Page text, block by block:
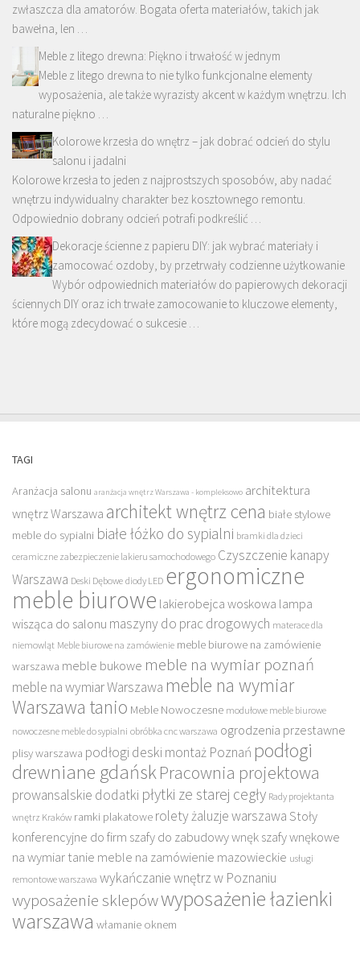
zwłaszcza dla amatorów. Bogata oferta materiałów, takich jak
bawełna, len …
Meble z litego drewna: Piękno i trwałość w jednym
Meble z litego drewna to nie tylko funkcjonalne elementy
wyposażenia, ale także wyrazisty akcent w każdym wnętrzu. Ich
naturalne piękno …
Kolorowe krzesła do wnętrz – jak dobrać odcień do stylu
salonu i jadalni
Kolorowe krzesła to jeden z najprostszych sposobów, aby nadać
wnętrzu indywidualny charakter bez kosztownego remontu.
Odpowiednio dobrany odcień potrafi podkreślić …
Dekoracje ścienne z papieru DIY: jak wybrać materiały i
zamocować ozdoby, by przetrwały codzienne użytkowanie
Wybór odpowiednich materiałów do papierowych dekoracji
ściennych DIY oraz ich trwałe zamocowanie to kluczowe elementy,
które mogą zdecydować o sukcesie …
TAGI
Aranżacja salonu aranżacja wnętrz Warszawa - kompleksowo architektura
wnętrz Warszawa architekt wnętrz cena białe stylowe
meble do sypialni białe łóżko do sypialni bramki dla dzieci
ceramiczne zabezpieczenie lakieru samochodowego Czyszczenie kanapy
Warszawa Deski Dębowe diody LED ergonomiczne
meble biurowe lakierobejca woskowa lampa
wisząca do salonu maszyny do prac drogowych materace dla
niemowląt Meble biurowe na zamówienie meble biurowe na zamówienie
warszawa meble bukowe meble na wymiar poznań
meble na wymiar Warszawa meble na wymiar
Warszawa tanio Meble Nowoczesne modułowe meble biurowe
nowoczesne meble do sypialni obróbka cnc warszawa ogrodzenia przestawne
plisy warszawa podłogi deski montaż Poznań podłogi
drewniane gdańskPracownia projektowa
prowansalskie dodatki płytki ze starej cegły Rady projektanta
wnętrz Kraków ramki plakatowe rolety żaluzje warszawa Stoły
konferencyjne do firm szafy do zabudowy wnęk szafy wnękowe
na wymiar tanie meble na zamówienie mazowieckie usługi
remontowe warszawa wykańczanie wnętrz w Poznaniu
wyposażenie sklepówwyposażenie łazienki
warszawa włamanie oknem